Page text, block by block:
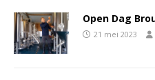
Open Dag
21 mei 2023